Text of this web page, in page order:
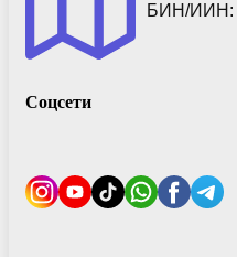
БИН/ИИН:
Соцсети